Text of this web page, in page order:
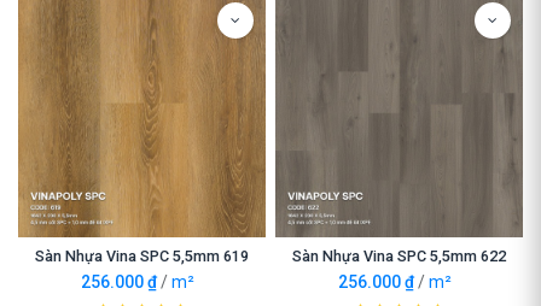
Sàn Nhựa Vina SPC 5,5mm 619
256.000₫ /m²
Sàn Nhựa Vina SPC 5,5mm 622
256.000₫ /m²